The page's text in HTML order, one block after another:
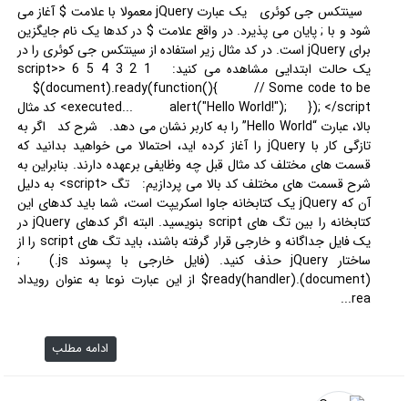
سینتکس جی کوئری یک عبارت jQuery معمولا با علامت $ آغاز می
شود و با ; پایان می پذیرد. در واقع علامت $ در کدها یک نام جایگزین
برای jQuery است. در کد مثال زیر استفاده از سینتکس جی کوئری را در
یک حالت ابتدایی مشاهده می کنید: 1 2 3 4 5 6 <script>
$(document).ready(function(){ // Some code to be
executed... alert("Hello World!"); }); </script> کد مثال
بالا، عبارت “Hello World” را به کاربر نشان می دهد. شرح کد اگر به
تازگی کار با jQuery را آغاز کرده اید، احتمالا می خواهید بدانید که
قسمت های مختلف کد مثال قبل چه وظایفی برعهده دارند. بنابراین به
شرح قسمت های مختلف کد بالا می پردازیم: تگ <script> به دلیل
آن که jQuery یک کتابخانه جاوا اسکریپت است، شما باید کدهای این
کتابخانه را بین تگ های script بنویسید. البته اگر کدهای jQuery در
یک فایل جداگانه و خارجی قرار گرفته باشند، باید تگ های script را از
ساختار jQuery حذف کنید. (فایل خارجی با پسوند js.) ;
(document).ready(handler)$ از این عبارت نوعا به عنوان رویداد
rea...
ادامه مطلب